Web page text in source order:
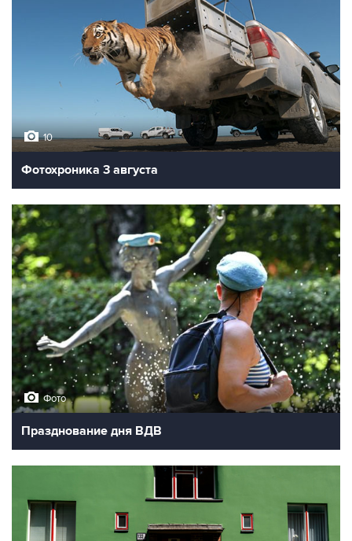
10
Фотохроника 3 августа
Фото
Празднование дня ВДВ